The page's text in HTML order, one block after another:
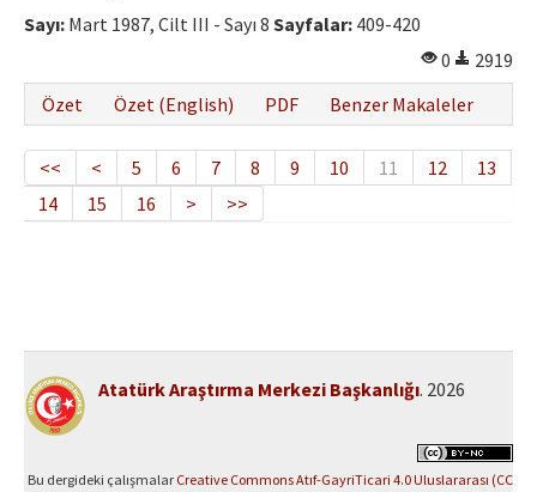
Sayı: Mart 1987, Cilt III - Sayı 8 Sayfalar: 409-420
0
2919
Özet
Özet (English) PDF Benzer Makaleler
<< < 5 6 7 8 9 10 11 12
13
14
15 16 > >>
Atatürk Araştırma Merkezi Başkanlığı. 2026
Bu dergideki çalışmalar Creative Commons Atıf-GayriTicari 4.0 Uluslararası (CC